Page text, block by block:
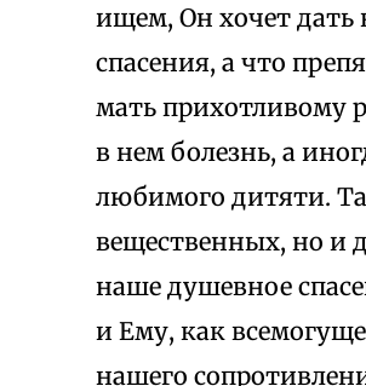
ищем, Он хочет дать
спасения, а что
мать прихотливому
в нем болезнь, а
любимого дитяти.
вещественных, но и
наше душевное
и Ему, как
нашего